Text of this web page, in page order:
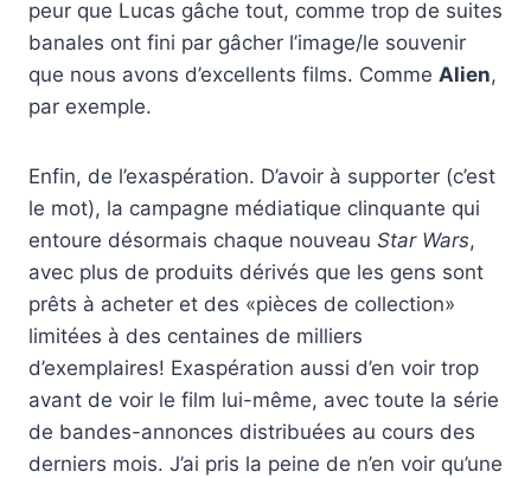
peur que Lucas gâche tout, comme trop de suites
banales ont fini par gâcher l’image/le souvenir
que nous avons d’excellents films. Comme Alien,
par exemple.
Enfin, de l’exaspération. D’avoir à supporter (c’est
le mot), la campagne médiatique clinquante qui
entoure désormais chaque nouveau Star Wars,
avec plus de produits dérivés que les gens sont
prêts à acheter et des «pièces de collection»
limitées à des centaines de milliers
d’exemplaires! Exaspération aussi d’en voir trop
avant de voir le film lui-même, avec toute la série
de bandes-annonces distribuées au cours des
derniers mois. J’ai pris la peine de n’en voir qu’une